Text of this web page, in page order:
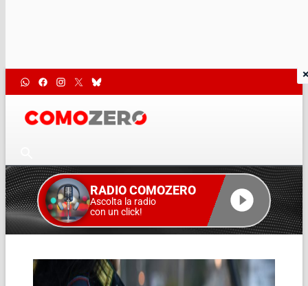
RADIO COMOZERO
Ascolta la radio
con un click!